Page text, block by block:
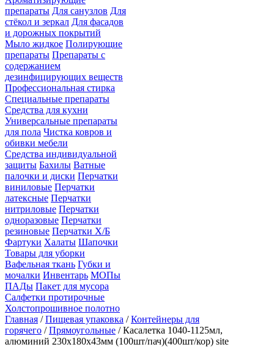
препараты Для санузлов Для
стёкол и зеркал Для фасадов
и дорожных покрытий
Мыло жидкое Полирующие
препараты Препараты с
содержанием
дезинфицирующих веществ
Профессиональная стирка
Специальные препараты
Средства для кухни
Универсальные препараты
для пола Чистка ковров и
обивки мебели
Средства индивидуальной
защиты Бахилы Ватные
палочки и диски Перчатки
виниловые Перчатки
латексные Перчатки
нитриловые Перчатки
одноразовые Перчатки
резиновые Перчатки Х/Б
Фартуки Халаты Шапочки
Товары для уборки
Вафельная ткань Губки и
мочалки Инвентарь МОПы
ПАДы Пакет для мусора
Салфетки протирочные
Холстопрошивное полотно
Главная /Пищевая упаковка /Контейнеры для
горячего /Прямоугольные / Касалетка 1040-1125мл,
алюминий 230х180х43мм (100шт/пач)(400шт/кор) site